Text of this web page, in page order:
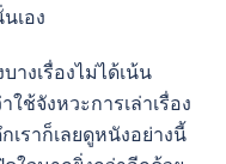
เอง
างเรื่องไม่ได้เน้น
ช้จังหวะการเล่าเรื่อง
ราก็เลยดูหนังอย่างนี้